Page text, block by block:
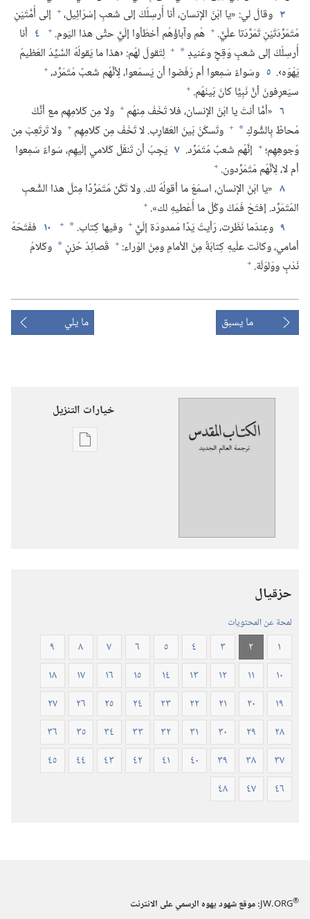
٣ وقالَ لي:‏ «يا ابْنَ الإنسان،‏ أنا أُرسِلُكَ إلى شَعبِ إسْرَائِيل،‏ + إلى أُمَّتَيْنِ
مُتَمَرِّدَتَيْنِ تَمَرَّدَتا علَيَّ.‏ + هُم وآباؤُهُم أخطَأوا إلَيَّ حتَّى هذا اليَوم.‏ + ٤ أنا
أُرسِلُكَ إلى شَعبٍ وَقِحٍ وعَنيدٍ*
+ لِتَقولَ لهُم:‏ ‹هذا ما يَقولُهُ السَّيِّدُ العَظيمُ
يَهْوَه›.‏ ٥ وسَواءٌ سَمِعوا أم رَفَضوا أن يَسمَعوا،‏ لِأنَّهُم شَعبٌ مُتَمَرِّد،‏ +
سيَعرِفونَ أنَّ نَبِيًّا كانَ بَينَهُم.‏ +
٦ «أمَّا أنتَ يا ابْنَ الإنسان،‏ فلا تَخَفْ مِنهُم + ولا مِن كَلامِهِم مع أنَّكَ
مُحاطٌ بِالشَّوكِ*
+ وتَسكُنُ بَينَ العَقارِب.‏ لا تَخَفْ مِن كَلامِهِم + ولا تَرتَعِبْ مِن
وُجوهِهِم؛‏ + إنَّهُم شَعبٌ مُتَمَرِّد.‏ ٧ يَجِبُ أن تَنقُلَ كَلامي إلَيهِم،‏ سَواءٌ سَمِعوا
أم لا،‏ لِأنَّهُم مُتَمَرِّدون.‏ +
٨ «يا ابْنَ الإنسان،‏ اسمَعْ ما أقولُهُ لك.‏ ولا تَكُنْ مُتَمَرِّدًا مِثلَ هذا الشَّعبِ
المُتَمَرِّد.‏ إفتَحْ فَمَكَ وكُلْ ما أُعْطيهِ لك».‏ +
٩ وعِندَما نَظَرت،‏ رَأيتُ يَدًا مَمدودَة إلَيَّ + وفيها كِتاب.‏ *
+ ١٠ ففَتَحَهُ
أمامي،‏ وكانَت علَيهِ كِتابَةٌ مِنَ الأمامِ ومِنَ الوَراء:‏ + قَصائِدُ حُزنٍ * وكَلامُ
نَدْبٍ ووَلوَلَة.‏ +
ما يسبق ما يلي
خيارات التنزيل
خيارات
٢٠١٩)‏
حزقيال
لمحة عن المحتويات
١ ٢ ٣ ٤ ٥ ٦ ٧ ٨
٩
١٠
١١ ١٢ ١٣ ١٤ ١٥ ١٦ ١٧
١٨
١٩
٢٠ ٢١ ٢٢ ٢٣ ٢٤ ٢٥ ٢٦
٢٧
٢٨
٢٩ ٣٠ ٣١ ٣٢ ٣٣ ٣٤ ٣٥
٣٦
٣٧
٣٨ ٣٩ ٤٠ ٤١ ٤٢ ٤٣ ٤٤
٤٥
٤٦
٤٧ ٤٨
JW.ORG®
:‏ موقع شهود يهوه الرسمي على الانترنت